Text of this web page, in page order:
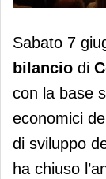
Conad
fatturato
Sabato 7
bilancio di
con la base
economici
di sviluppo
ha chiuso